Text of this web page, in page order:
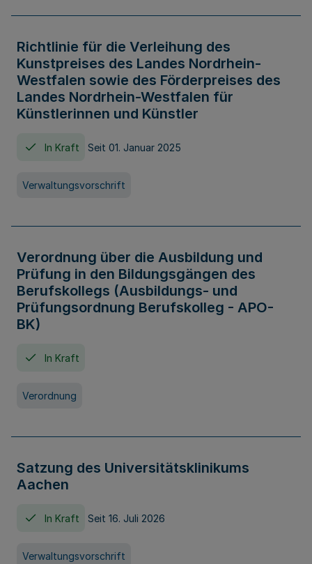
Richtlinie für die Verleihung des
Kunstpreises des Landes Nordrhein-
Westfalen sowie des Förderpreises des
Landes Nordrhein-Westfalen für
Künstlerinnen und Künstler
In Kraft Seit 01. Januar 2025
Verwaltungsvorschrift
Verordnung über die Ausbildung und
Prüfung in den Bildungsgängen des
Berufskollegs (Ausbildungs- und
Prüfungsordnung Berufskolleg - APO-
BK)
In Kraft
Verordnung
Satzung des Universitätsklinikums
Aachen
In Kraft Seit 16. Juli 2026
Verwaltungsvorschrift